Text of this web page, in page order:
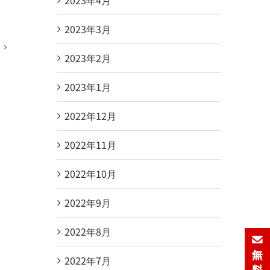
2023年3月
2023年2月
2023年1月
2022年12月
2022年11月
2022年10月
2022年9月
2022年8月
2022年7月